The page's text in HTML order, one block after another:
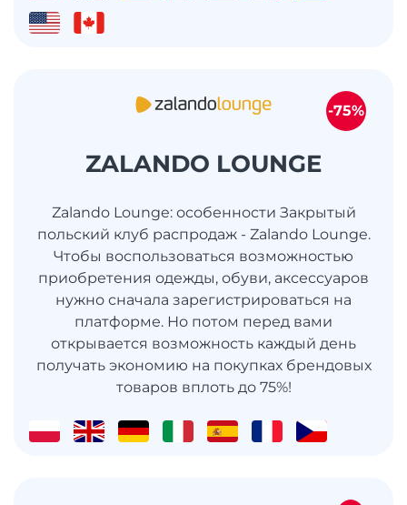
ZALANDO LOUNGE
Zalando Lounge: особенности Закрытый
польский клуб распродаж - Zalando Lounge.
Чтобы воспользоваться возможностью
приобретения одежды, обуви, аксессуаров
нужно сначала зарегистрироваться на
платформе. Но потом перед вами
открывается возможность каждый день
получать экономию на покупках брендовых
товаров вплоть до 75%!
-75%